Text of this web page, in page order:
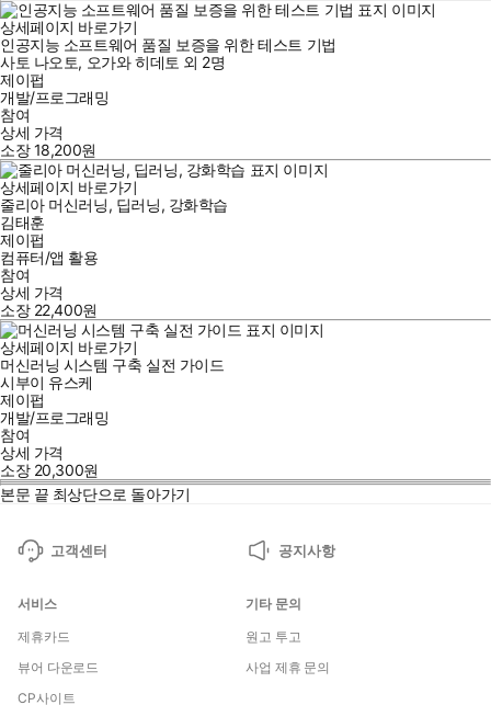
상세페이지 바로가기
인공지능 소프트웨어 품질 보증을 위한 테스트 기법
사토 나오토, 오가와 히데토 외 2명
제이펍
개발/프로그래밍
참여
상세 가격
소장18,200원
상세페이지 바로가기
줄리아 머신러닝, 딥러닝, 강화학습
김태훈
제이펍
컴퓨터/앱 활용
참여
상세 가격
소장 22,400원
상세페이지 바로가기
머신러닝 시스템 구축 실전 가이드
시부이 유스케
제이펍
개발/프로그래밍
참여
상세 가격
소장 20,300원
본문 끝 최상단으로 돌아가기
고객센터 공지사항
서비스
제휴카드
뷰어 다운로드
CP사이트
기타 문의
원고 투고
사업 제휴 문의